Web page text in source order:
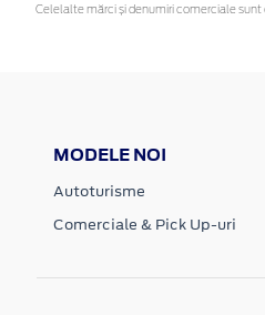
Celelalte mărci și denumiri comerciale sunt
MODELE NOI
Autoturisme
Comerciale & Pick Up-uri